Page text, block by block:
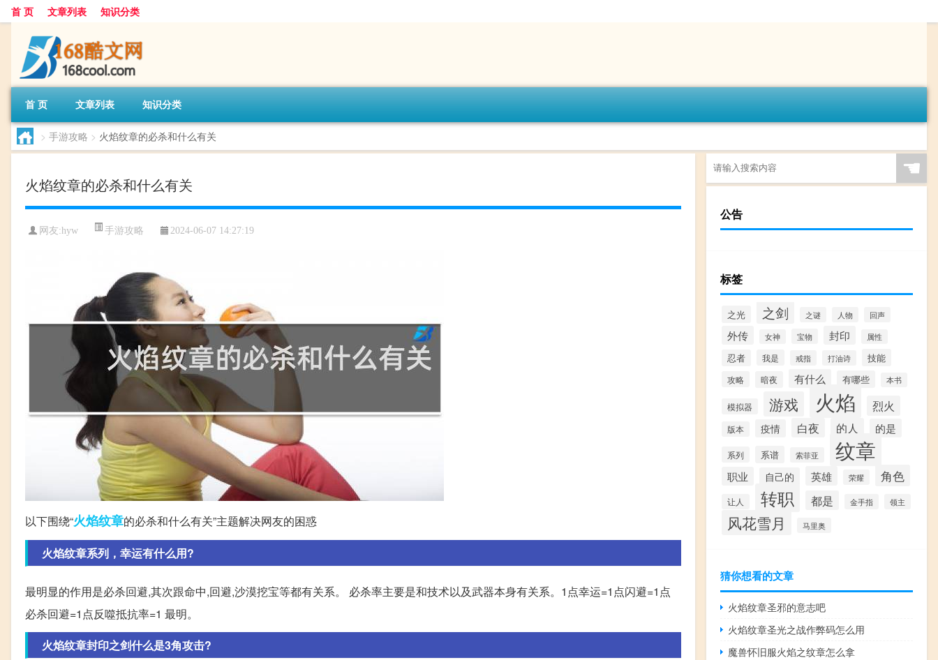
首 页 文章列表 知识分类
首 页 文章列表 知识分类
> 手游攻略 > 火焰纹章的必杀和什么有关
火焰纹章的必杀和什么有关
网友:hyw 手游攻略 2024-06-07 14:27:19
以下围绕“火焰纹章的必杀和什么有关”主题解决网友的困惑
火焰纹章系列，幸运有什么用?
最明显的作用是必杀回避,其次跟命中,回避,沙漠挖宝等都有关系。 必杀率主要是和技术以及武器本身有关系。1点幸运=1点闪避=1点
必杀回避=1点反噬抵抗率=1 最明。
火焰纹章封印之剑什么是3角攻击?
☚
公告
标签
之光 之剑 之谜 人物 回声
外传 女神 宝物 封印 属性
忍者 我是 戒指 打油诗 技能
攻略 暗夜 有什么 有哪些 本书
模拟器 游戏 火焰 烈火
版本 疫情 白夜 的人 的是
系列 系谱 索菲亚 纹章
职业 自己的 英雄 荣耀 角色
让人 转职 都是 金手指 领主
风花雪月 马里奥
猜你想看的文章
火焰纹章圣邪的意志吧
火焰纹章圣光之战作弊码怎么用
魔兽怀旧服火焰之纹章怎么拿